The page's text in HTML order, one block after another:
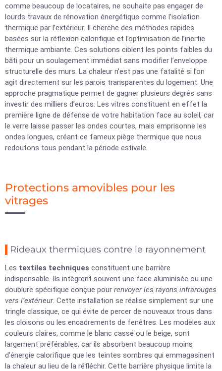
comme beaucoup de locataires, ne souhaite pas engager de
lourds travaux de rénovation énergétique comme l’isolation
thermique par l’extérieur. Il cherche des méthodes rapides
basées sur la réflexion calorifique et l’optimisation de l’inertie
thermique ambiante. Ces solutions ciblent les points faibles du
bâti pour un soulagement immédiat sans modifier l’enveloppe
structurelle des murs. La chaleur n’est pas une fatalité si l’on
agit directement sur les parois transparentes du logement. Une
approche pragmatique permet de gagner plusieurs degrés sans
investir des milliers d’euros. Les vitres constituent en effet la
première ligne de défense de votre habitation face au soleil, car
le verre laisse passer les ondes courtes, mais emprisonne les
ondes longues, créant ce fameux piège thermique que nous
redoutons tous pendant la période estivale.
Protections amovibles pour les
vitrages
Rideaux thermiques contre le rayonnement
Les textiles techniques constituent une barrière
indispensable. Ils intègrent souvent une face aluminisée ou une
doublure spécifique conçue pour renvoyer les rayons infrarouges
vers l’extérieur. Cette installation se réalise simplement sur une
tringle classique, ce qui évite de percer de nouveaux trous dans
les cloisons ou les encadrements de fenêtres. Les modèles aux
couleurs claires, comme le blanc cassé ou le beige, sont
largement préférables, car ils absorbent beaucoup moins
d’énergie calorifique que les teintes sombres qui emmagasinent
la chaleur au lieu de la réfléchir. Cette barrière physique limite la